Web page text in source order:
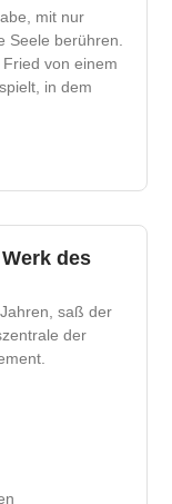
mit nur
Seele berühren.
von einem
in dem
des
saß der
der